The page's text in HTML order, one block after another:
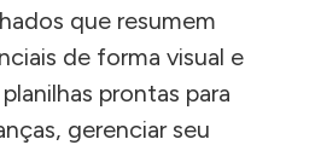
que resumem
de forma visual e
prontas para
gerenciar seu